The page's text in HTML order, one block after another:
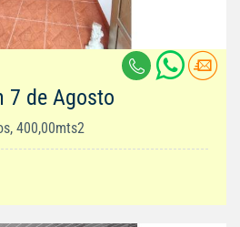
7 de Agosto
400,00mts2